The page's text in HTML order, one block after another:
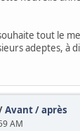
tout le
adeptes, à
Avant / après
AM